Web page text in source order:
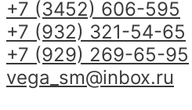
+7 (3452) 606-595
+7 (932) 321-54-65
+7 (929) 269-65-95
vega_sm@inbox.ru